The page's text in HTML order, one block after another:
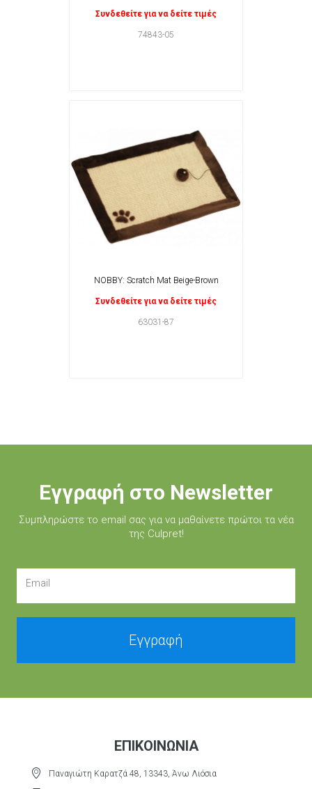
Συνδεθείτε για να δείτε τιμές
74843-05
NOBBY: Scratch Mat Beige-Brown
Συνδεθείτε για να δείτε τιμές
63031-87
Εγγραφή στο Newsletter
Συμπληρώστε τo email σας για να μαθαίνετε πρώτοι τα νέα
της Culpret!
Email
Εγγραφή
ΕΠΙΚΟΙΝΩΝΊΑ
Παναγιώτη Καρατζά 48, 13343, Άνω Λιόσια